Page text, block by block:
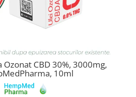
Ozonat CBD 30%, 3000mg,
10ml